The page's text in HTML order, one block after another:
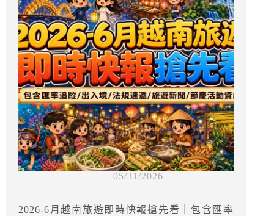
05/31/2026
2026-6月越南旅遊即時快報搶先看｜包含匯率